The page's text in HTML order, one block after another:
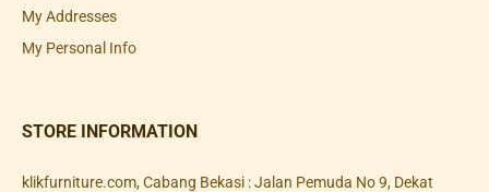
My Addresses
My Personal Info
STORE INFORMATION
klikfurniture.com, Cabang Bekasi : Jalan Pemuda No 9, Dekat